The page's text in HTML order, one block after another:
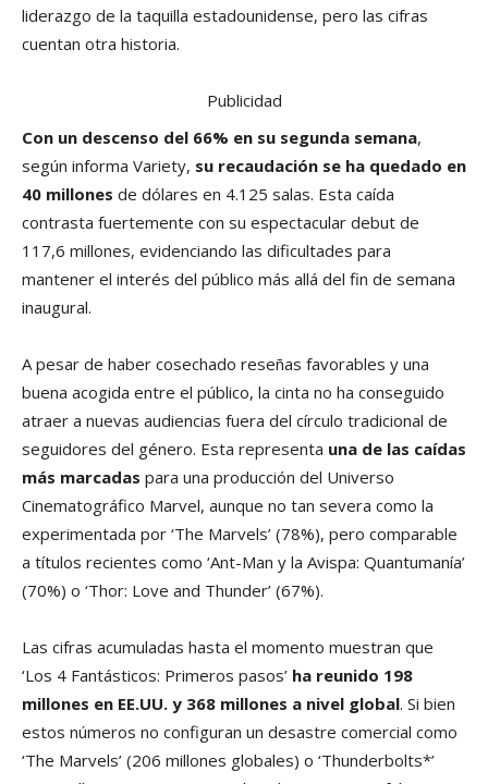
liderazgo de la taquilla estadounidense, pero las cifras
cuentan otra historia.
Publicidad
Con un descenso del 66% en su segunda semana,
según informa Variety, su recaudación se ha quedado en
40 millones de dólares en 4.125 salas. Esta caída
contrasta fuertemente con su espectacular debut de
117,6 millones, evidenciando las dificultades para
mantener el interés del público más allá del fin de semana
inaugural.
A pesar de haber cosechado reseñas favorables y una
buena acogida entre el público, la cinta no ha conseguido
atraer a nuevas audiencias fuera del círculo tradicional de
seguidores del género. Esta representa una de las caídas
más marcadas para una producción del Universo
Cinematográfico Marvel, aunque no tan severa como la
experimentada por ‘The Marvels’ (78%), pero comparable
a títulos recientes como ‘Ant-Man y la Avispa: Quantumanía’
(70%) o ‘Thor: Love and Thunder’ (67%).
Las cifras acumuladas hasta el momento muestran que
‘Los 4 Fantásticos: Primeros pasos’ ha reunido 198
millones en EE.UU. y 368 millones a nivel global. Si bien
estos números no configuran un desastre comercial como
‘The Marvels’ (206 millones globales) o ‘Thunderbolts*’